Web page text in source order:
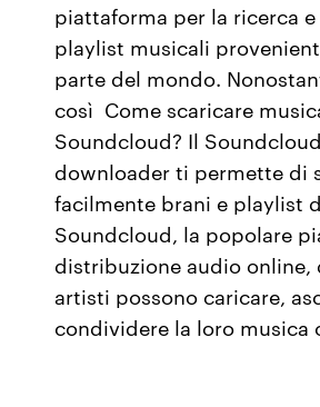
piattaforma per la ricerca
playlist musicali
parte del mondo.
così Come scaricare
Soundcloud? Il Soundcloud
downloader ti permette di
facilmente brani e playlist
Soundcloud, la popolare
distribuzione audio online,
artisti possono caricare,
condividere la loro musica